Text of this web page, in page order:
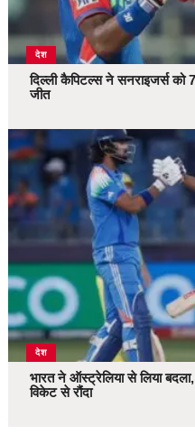
देश
दिल्ली कैपिटल्स ने सनराइजर्स को
जीत
देश
भारत ने ऑस्ट्रेलिया से लिया
विकेट से रौंदा